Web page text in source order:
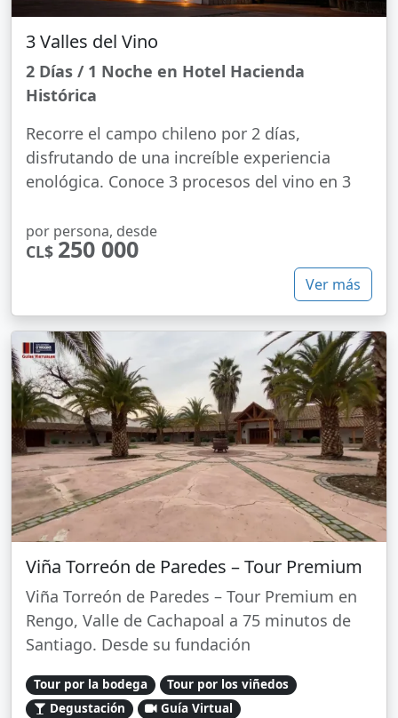
3 Valles del Vino
2 Días / 1 Noche en Hotel Hacienda
Histórica
Recorre el campo chileno por 2 días,
disfrutando de una increíble experiencia
enológica. Conoce 3 procesos del vino en 3
por persona, desde
CL$ 250 000
Ver más
Viña Torreón de Paredes – Tour Premium
Viña Torreón de Paredes – Tour Premium en
Rengo, Valle de Cachapoal a 75 minutos de
Santiago. Desde su fundación
Tour por la bodega
Tour por los viñedos
Degustación
Guía Virtual